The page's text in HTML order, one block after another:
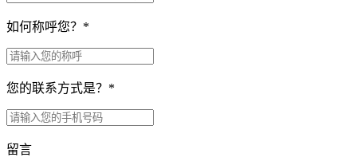
如何称呼您？ *
您的联系方式是？ *
留言